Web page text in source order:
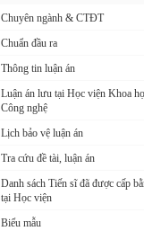
Chuyên ngành & CTĐT
Chuẩn đầu ra
Thông tin luận án
Luận án lưu tại Học viện Khoa
Công nghệ
Lịch bảo vệ luận án
Tra cứu đề tài, luận án
Danh sách Tiến sĩ đã được cấp
tại Học viện
Biểu mẫu